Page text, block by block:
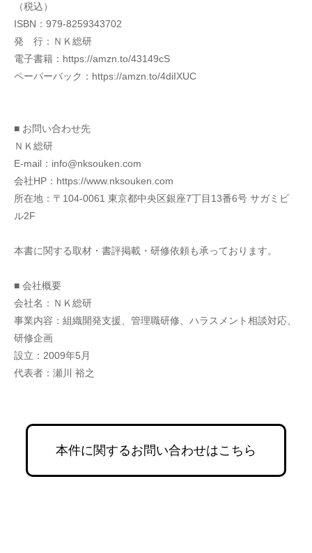
（税込）
ISBN：979-8259343702
発　行：ＮＫ総研
電子書籍：https://amzn.to/43149cS
ペーパーバック：https://amzn.to/4diIXUC
■ お問い合わせ先
ＮＫ総研
E-mail：info@nksouken.com
会社HP：https://www.nksouken.com
所在地：〒104-0061 東京都中央区銀座7丁目13番6号 サガミビ
ル2F
本書に関する取材・書評掲載・研修依頼も承っております。
■ 会社概要
会社名：ＮＫ総研
事業内容：組織開発支援、管理職研修、ハラスメント相談対応、
研修企画
設立：2009年5月
代表者：瀬川 裕之
本件に関するお問い合わせはこちら